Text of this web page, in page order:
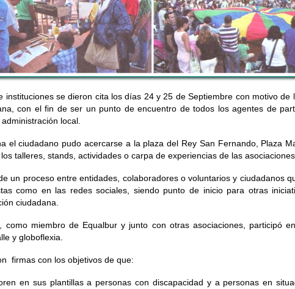
instituciones se dieron cita los días 24 y 25 de Septiembre con motivo de
con el fin de ser un punto de encuentro de todos los agentes de
local.
el ciudadano pudo acercarse a la plaza del Rey San Fernando, Plaza
talleres, stands, actividades o carpa de experiencias de las
un proceso entre entidades, colaboradores o voluntarios y ciudadanos
como en las redes sociales, siendo punto de inicio para otras
ciudadana.
como miembro de Equalbur y junto con otras asociaciones, participó
y globoflexia.
firmas con los objetivos de que:
en sus plantillas a personas con discapacidad y a personas en